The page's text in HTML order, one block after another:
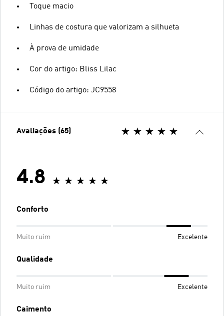
Toque macio
Linhas de costura que valorizam a silhueta
À prova de umidade
Cor do artigo: Bliss Lilac
Código do artigo: JC9558
Avaliações (65)
4.8
Conforto
Muito ruim Excelente
Qualidade
Muito ruim Excelente
Caimento